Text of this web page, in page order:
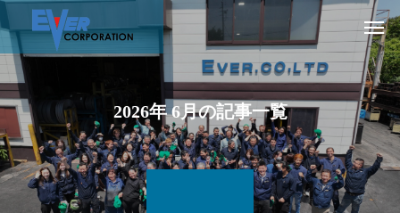
2026年 6月の記事一覧